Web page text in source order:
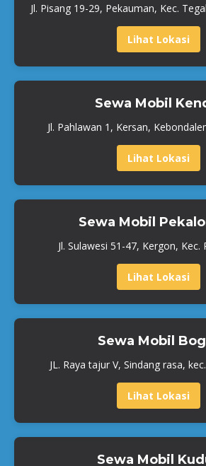
Jl. Pisang 19-29, Pekauman, Kec.
Lihat Lokasi
Sewa Mobil
Jl. Pahlawan 1, Kersan,
Lihat Lokasi
Sewa Mobil
Jl. Sulawesi 51-47, Kergon, Kec.
Lihat Lokasi
Sewa Mobil
JL. Raya tajur V, Sindang rasa,
Lihat Lokasi
Sewa Mobil